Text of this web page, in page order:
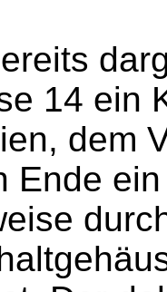
14 ein
dem
Ende